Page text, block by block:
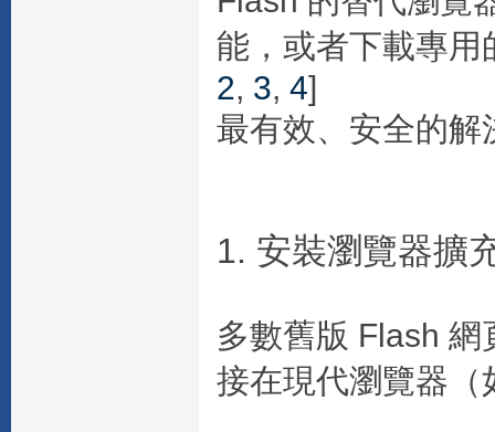
能，或者下載專用
2, 3, 4]
最有效、安全的解
1. 安裝瀏覽器擴
多數舊版 Flash
接在現代瀏覽器